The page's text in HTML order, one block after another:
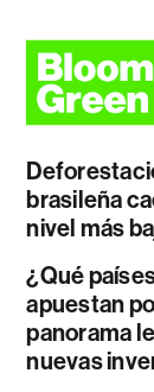
brasileña
nivel más
¿Qué
apuestan
panorama
nuevas